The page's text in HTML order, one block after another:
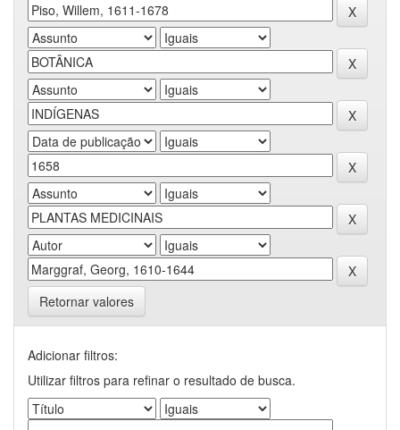
Retornar valores
Adicionar filtros:
Utilizar filtros para refinar o resultado de busca.